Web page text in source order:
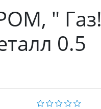
" Газ!
0.5